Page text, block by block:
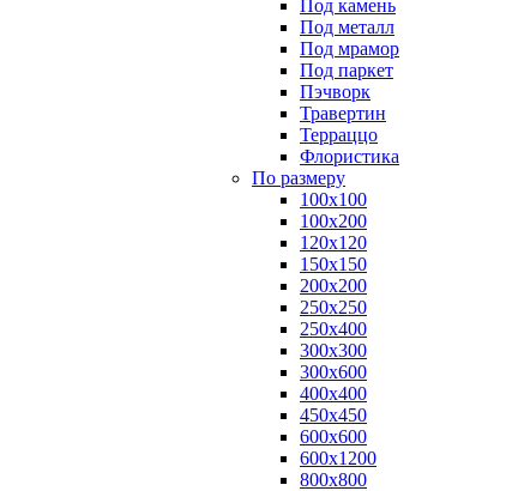
Под камень
Под металл
Под мрамор
Под паркет
Пэчворк
Травертин
Терраццо
Флористика
По размеру
100х100
100х200
120х120
150х150
200х200
250х250
250х400
300х300
300х600
400х400
450х450
600х600
600х1200
800х800